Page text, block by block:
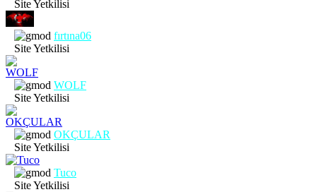
Site Yetkilisi
fırtına06
Site Yetkilisi
WOLF
Site Yetkilisi
OKÇULAR
Site Yetkilisi
Tuco
Site Yetkilisi